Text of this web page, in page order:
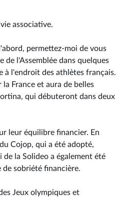
associative.
permettez-moi de vous
l'Assemblée dans quelques
à l'endroit des athlètes français.
France et aura de belles
qui débuteront dans deux
leur équilibre financier. En
Cojop, qui a été adopté,
la Solideo a également été
de sobriété financière.
Jeux olympiques et